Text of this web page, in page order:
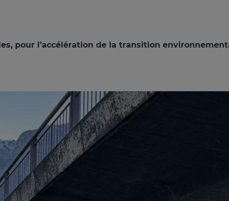
pour l’accélération de la transition